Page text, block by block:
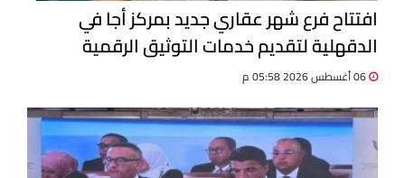
افتتاح فرع شهر عقاري جديد بمركز أجا في
الدقهلية لتقديم خدمات التوثيق الرقمية